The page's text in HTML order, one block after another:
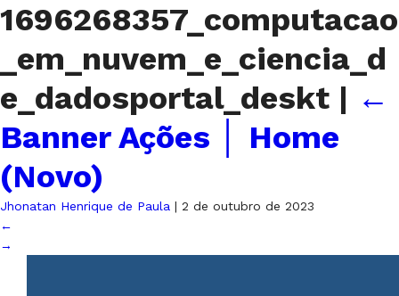
1696268357_computacao
_em_nuvem_e_ciencia_d
e_dadosportal_deskt | ←
Banner Ações │ Home
(Novo)
Jhonatan Henrique de Paula | 2 de outubro de 2023
←
→